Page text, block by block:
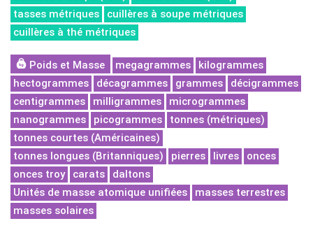
tasses métriques
cuillères à soupe métriques
cuillères à thé métriques
Poids et Masse megagrammes
kilogrammes
hectogrammes
décagrammes grammes
décigrammes
centigrammes
milligrammes
microgrammes
nanogrammes
picogrammes
tonnes (métriques)
tonnes courtes (Américaines)
tonnes longues (Britanniques)
pierres livres
onces
onces troy
carats
daltons
Unités de masse atomique unifiées
masses terrestres
masses solaires